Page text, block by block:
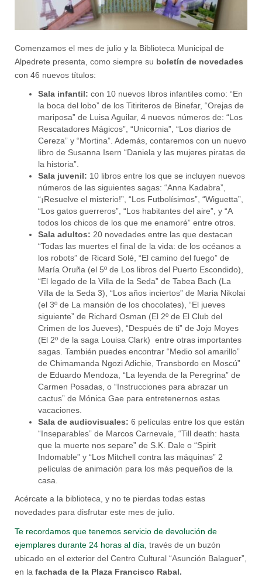
Comenzamos el mes de julio y la Biblioteca Municipal de
Alpedrete presenta, como siempre su boletín de novedades
con 46 nuevos títulos:
Sala infantil: con 10 nuevos libros infantiles como: “En
la boca del lobo” de los Titiriteros de Binefar, “Orejas de
mariposa” de Luisa Aguilar, 4 nuevos números de: “Los
Rescatadores Mágicos”, “Unicornia”, “Los diarios de
Cereza” y “Mortina”. Además, contaremos con un nuevo
libro de Susanna Isern “Daniela y las mujeres piratas de
la historia”.
Sala juvenil: 10 libros entre los que se incluyen nuevos
números de las siguientes sagas: “Anna Kadabra”,
“¡Resuelve el misterio!”, “Los Futbolísimos”, “Wiguetta”,
“Los gatos guerreros”, “Los habitantes del aire”, y “A
todos los chicos de los que me enamoré” entre otros.
Sala adultos: 20 novedades entre las que destacan
“Todas las muertes el final de la vida: de los océanos a
los robots” de Ricard Solé, “El camino del fuego” de
María Oruña (el 5º de Los libros del Puerto Escondido),
“El legado de la Villa de la Seda” de Tabea Bach (La
Villa de la Seda 3), “Los años inciertos” de Maria Nikolai
(el 3º de La mansión de los chocolates), “El jueves
siguiente” de Richard Osman (El 2º de El Club del
Crimen de los Jueves), “Después de ti” de Jojo Moyes
(El 2º de la saga Louisa Clark) entre otras importantes
sagas. También puedes encontrar “Medio sol amarillo”
de Chimamanda Ngozi Adichie, Transbordo en Moscú”
de Eduardo Mendoza, “La leyenda de la Peregrina” de
Carmen Posadas, o “Instrucciones para abrazar un
cactus” de Mónica Gae para entretenernos estas
vacaciones.
Sala de audiovisuales: 6 películas entre los que están
“Inseparables” de Marcos Carnevale, “Till death: hasta
que la muerte nos separe” de S.K. Dale o “Spirit
Indomable” y “Los Mitchell contra las máquinas” 2
películas de animación para los más pequeños de la
casa.
Acércate a la biblioteca, y no te pierdas todas estas
novedades para disfrutar este mes de julio.
Te recordamos que tenemos servicio de devolución de
ejemplares durante 24 horas al día , través de un buzón
ubicado en el exterior del Centro Cultural “Asunción Balaguer”,
en la fachada de la Plaza Francisco Rabal.